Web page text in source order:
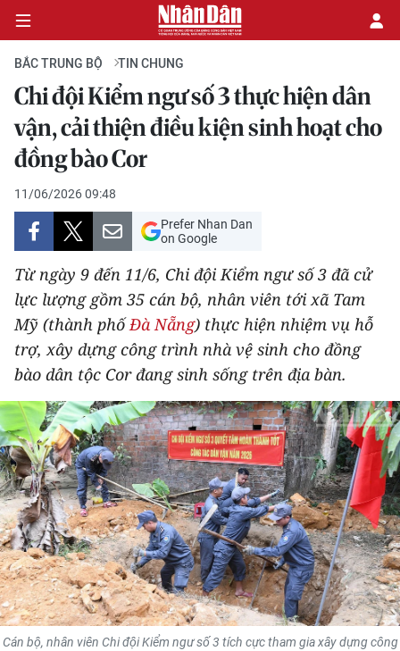
CHÍNH TRỊ
KINH TẾ
VĂN HÓA
XÃ HỘI
PHÁP LUẬT
DU LỊCH
THẾ GIỚI
THỂ THAO
GIÁO DỤC
Y TẾ
KHOA HỌC - CÔNG NGHỆ
MÔI TRƯỜNG
BẠN ĐỌC
BẮC TRUNG BỘ TIN CHUNG
Chi đội Kiểm ngư số 3 thực hiện dân
vận, cải thiện điều kiện sinh hoạt cho
đồng bào Cor
11/06/2026 09:48
Prefer Nhan Dan
on Google
Từ ngày 9 đến 11/6, Chi đội Kiểm ngư số 3 đã cử
lực lượng gồm 35 cán bộ, nhân viên tới xã Tam
Mỹ (thành phốĐà Nẵng) thực hiện nhiệm vụ hỗ
trợ, xây dựng công trình nhà vệ sinh cho đồng
bào dân tộc Cor đang sinh sống trên địa bàn.
Cán bộ, nhân viên Chi đội Kiểm ngư số 3 tích cực tham gia xây dựng công